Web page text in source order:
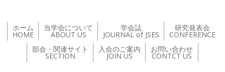
ホーム
HOME
当学会について
ABOUT US
学会誌
JOURNAL of JSES
研究発表会
CONFERENCE
部会・関連サイト
SECTION
入会のご案内
JOIN US
お問い合わせ
CONTCT US